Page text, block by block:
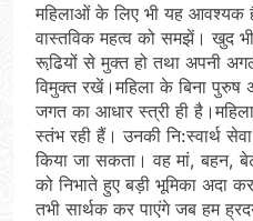
महिलाओं के लिए भी यह आवश्यक
वास्तविक महत्व को समझें। खुद
रूढि़यों से मुक्त हो तथा अपनी
विमुक्त रखें।महिला के बिना पुरुष
जगत का आधार स्त्री ही
स्तंभ रही हैं। उनकी नि:स्वार्थ
किया जा सकता। वह मां, बहन,
को निभाते हुए बड़ी भूमिका अदा
तभी सार्थक कर पाएंगे जब हम